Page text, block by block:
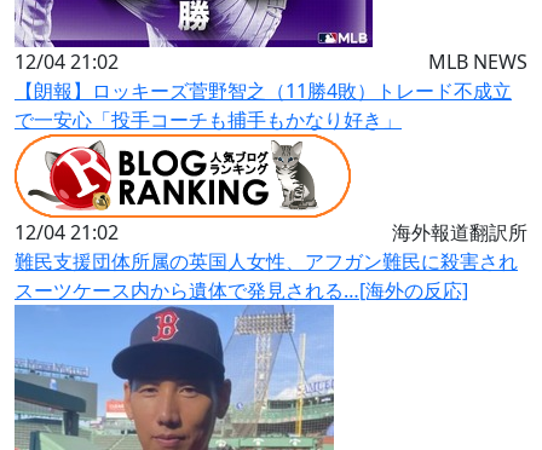
12/04 21:02
MLB NEWS
【朗報】ロッキーズ菅野智之（11勝4敗）トレード不成立
で一安心「投手コーチも捕手もかなり好き」
12/04 21:02
海外報道翻訳所
難民支援団体所属の英国人女性、アフガン難民に殺害され
スーツケース内から遺体で発見される…[海外の反応]